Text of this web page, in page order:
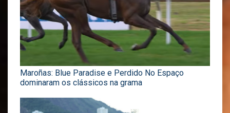
Maroñas: Blue Paradise e Perdido No Espaço
dominaram os clássicos na grama